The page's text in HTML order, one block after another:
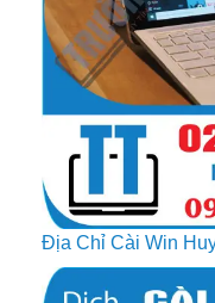
Địa Chỉ Cài Win